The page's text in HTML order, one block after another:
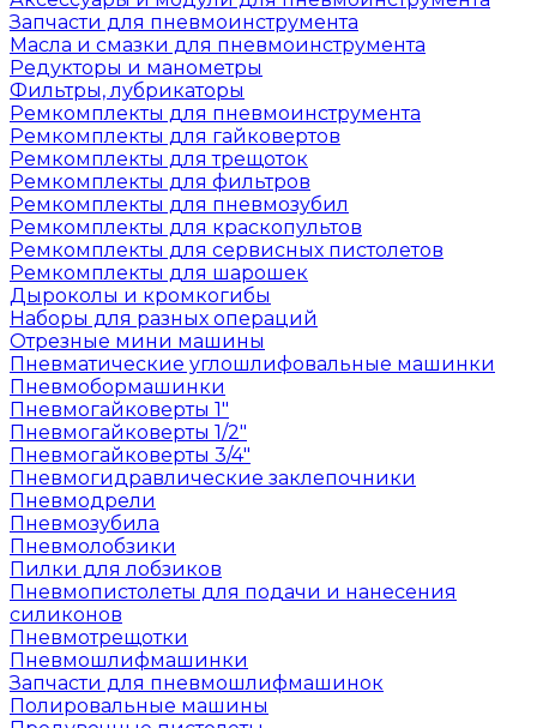
Запчасти для пневмоинструмента
Масла и смазки для пневмоинструмента
Редукторы и манометры
Фильтры, лубрикаторы
Ремкомплекты для пневмоинструмента
Ремкомплекты для гайковертов
Ремкомплекты для трещоток
Ремкомплекты для фильтров
Ремкомплекты для пневмозубил
Ремкомплекты для краскопультов
Ремкомплекты для сервисных пистолетов
Ремкомплекты для шарошек
Дыроколы и кромкогибы
Наборы для разных операций
Отрезные мини машины
Пневматические углошлифовальные машинки
Пневмобормашинки
Пневмогайковерты 1"
Пневмогайковерты 1/2"
Пневмогайковерты 3/4"
Пневмогидравлические заклепочники
Пневмодрели
Пневмозубила
Пневмолобзики
Пилки для лобзиков
Пневмопистолеты для подачи и нанесения
силиконов
Пневмотрещотки
Пневмошлифмашинки
Запчасти для пневмошлифмашинок
Полировальные машины